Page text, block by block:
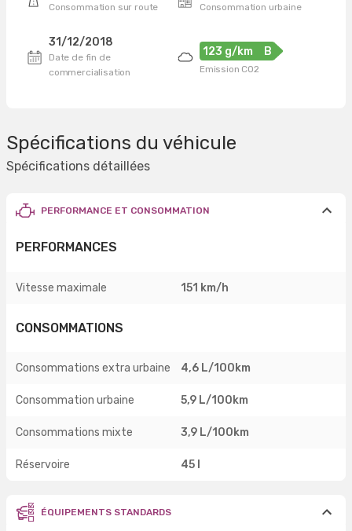
Consommation sur route Consommation urbaine
31/12/2018
Date de fin de
commercialisation
123 g/km B
Emission CO2
Spécifications du véhicule
Spécifications détaillées
PERFORMANCE ET CONSOMMATION
PERFORMANCES
Vitesse maximale 151 km/h
CONSOMMATIONS
Consommations extra urbaine 4,6 L/100km
Consommation urbaine 5,9 L/100km
Consommations mixte 3,9 L/100km
Réservoire 45 l
ÉQUIPEMENTS STANDARDS